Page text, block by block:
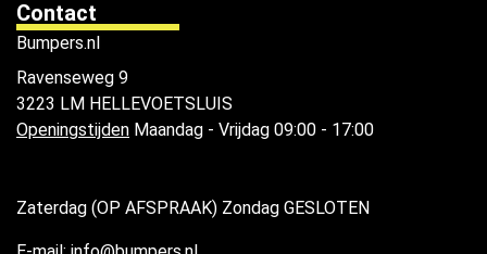
Contact
Bumpers.nl
Ravenseweg 9
3223 LM HELLEVOETSLUIS
Openingstijden Maandag - Vrijdag 09:00 - 17:00
Zaterdag (OP AFSPRAAK) Zondag GESLOTEN